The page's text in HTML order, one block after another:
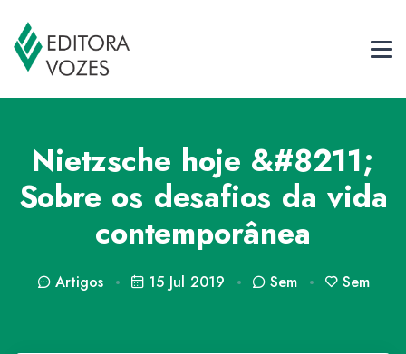
Nietzsche hoje &#8211;
Sobre os desafios da vida
contemporânea
Artigos 15 Jul 2019 Sem Sem